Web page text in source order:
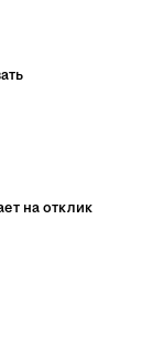
на отклик